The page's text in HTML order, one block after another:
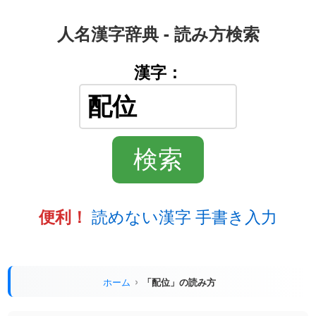
人名漢字辞典 - 読み方検索
漢字：
便利！ 読めない漢字 手書き入力
ホーム 「配位」の読み方